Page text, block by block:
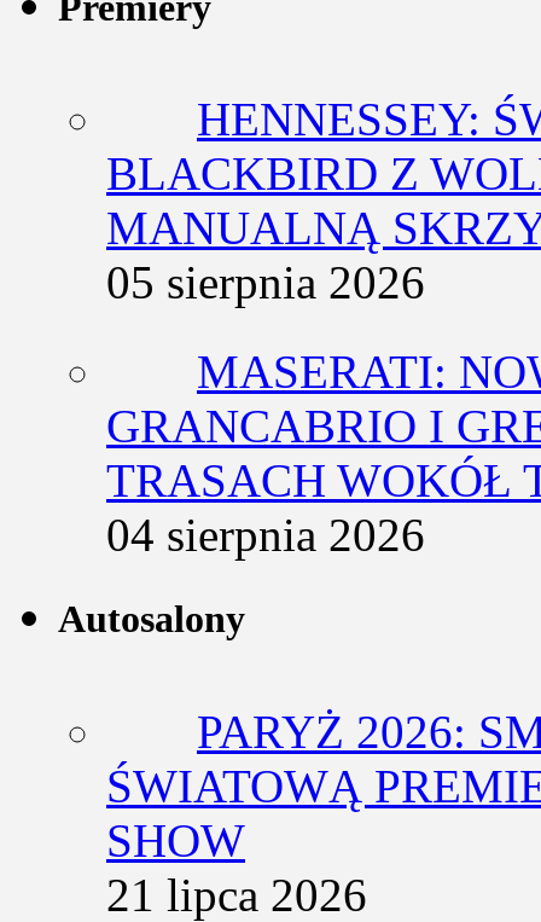
HENNESSEY:
BLACKBIRD Z
MANUALNĄ
05 sierpnia 2026
MASERATI:
GRANCABRIO I
TRASACH WOKÓŁ
04 sierpnia 2026
Autosalony
PARYŻ 2026:
ŚWIATOWĄ
SHOW
21 lipca 2026